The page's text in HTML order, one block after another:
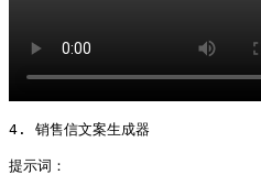
4. 销售信文案生成器
提示词：